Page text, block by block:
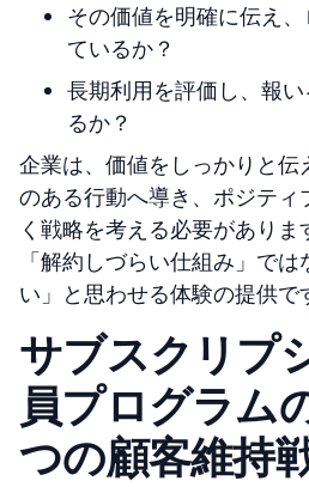
その価値を明確に伝え
ているか？
長期利用を評価し、報
るか？
企業は、価値をしっかりと伝
のある行動へ導き、ポジティ
く戦略を考える必要がありま
「解約しづらい仕組み」で
い」と思わせる体験の提供で
サブスクリプ
員プログラム
つの顧客維持